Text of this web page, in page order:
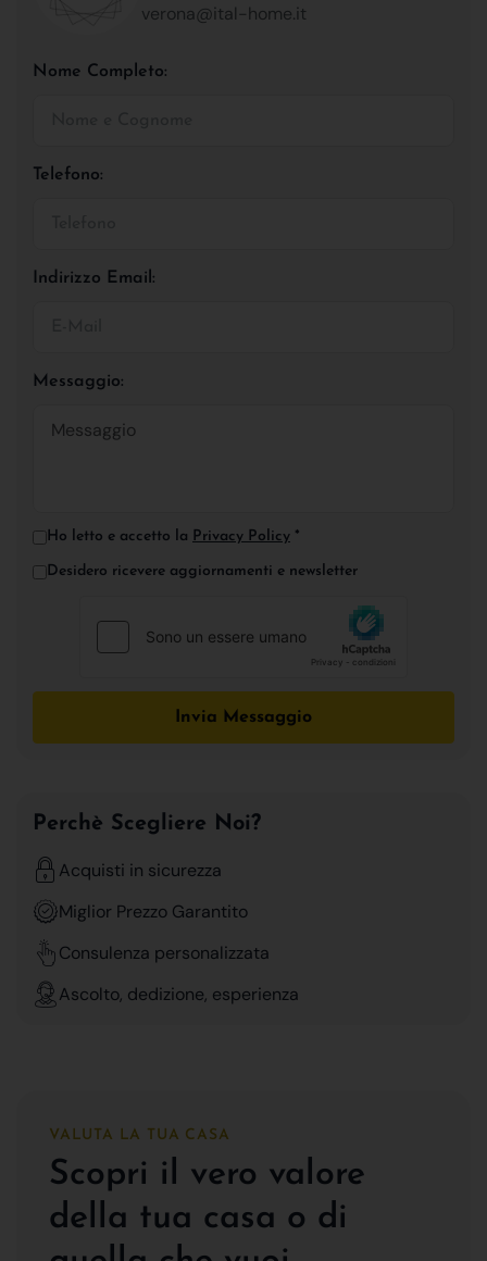
verona@ital-home.it
Nome Completo:
Telefono:
Indirizzo Email:
Messaggio:
Ho letto e accetto la Privacy Policy *
Desidero ricevere aggiornamenti e newsletter
Invia Messaggio
Perchè Scegliere Noi?
Acquisti in sicurezza
Miglior Prezzo Garantito
Consulenza personalizzata
Ascolto, dedizione, esperienza
VALUTA LA TUA CASA
Scopri il vero valore
della tua casa o di